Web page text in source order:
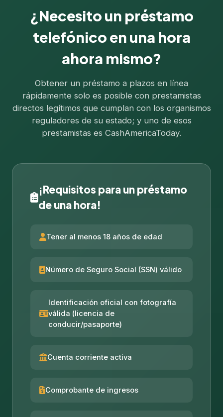
¿Necesito un préstamo
telefónico en una hora
ahora mismo?
Obtener un préstamo a plazos en línea
rápidamente solo es posible con prestamistas
directos legítimos que cumplan con los organismos
reguladores de su estado; y uno de esos
prestamistas es CashAmericaToday.
¡Requisitos para un préstamo
de una hora!
Tener al menos 18 años de edad
Número de Seguro Social (SSN) válido
Identificación oficial con fotografía
válida (licencia de
conducir/pasaporte)
Cuenta corriente activa
Comprobante de ingresos